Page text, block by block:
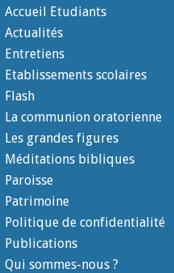
Accueil Etudiants
Actualités
Entretiens
Etablissements scolaires
Flash
La communion oratorienne
Les grandes figures
Méditations bibliques
Paroisse
Patrimoine
Politique de confidentialité
Publications
Qui sommes-nous ?